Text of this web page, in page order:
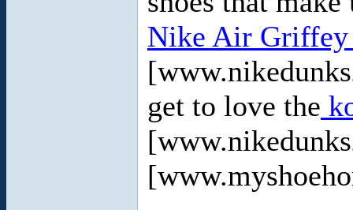
Nike Air
get to love the